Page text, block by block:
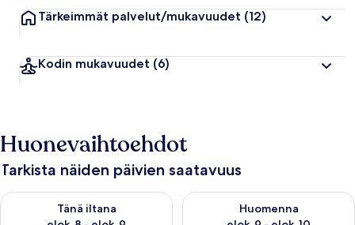
Tärkeimmät palvelut/mukavuudet (12)
Kodin mukavuudet (6)
Huonevaihtoehdot
Tarkista näiden päivien saatavuus
Tänä iltana
Tarkista tämän illan saatavuus elok. 8 - elok. 9
Huomenna
Tarkista huomisen saatavuus